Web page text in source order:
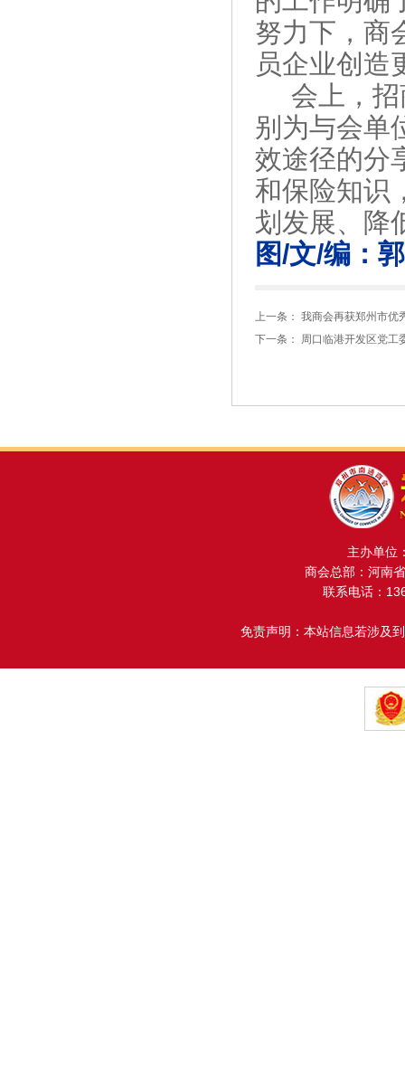
努力下，商
员企业创造
会上，
别为与会单
效途径的分
和保险知识
划发展、降
图/文/编：
上一条： 我商会再获郑州市优
下一条： 周口临港开发区党工
主办单位
商会总部：河南
联系电话：
免责声明：本站信息若涉及